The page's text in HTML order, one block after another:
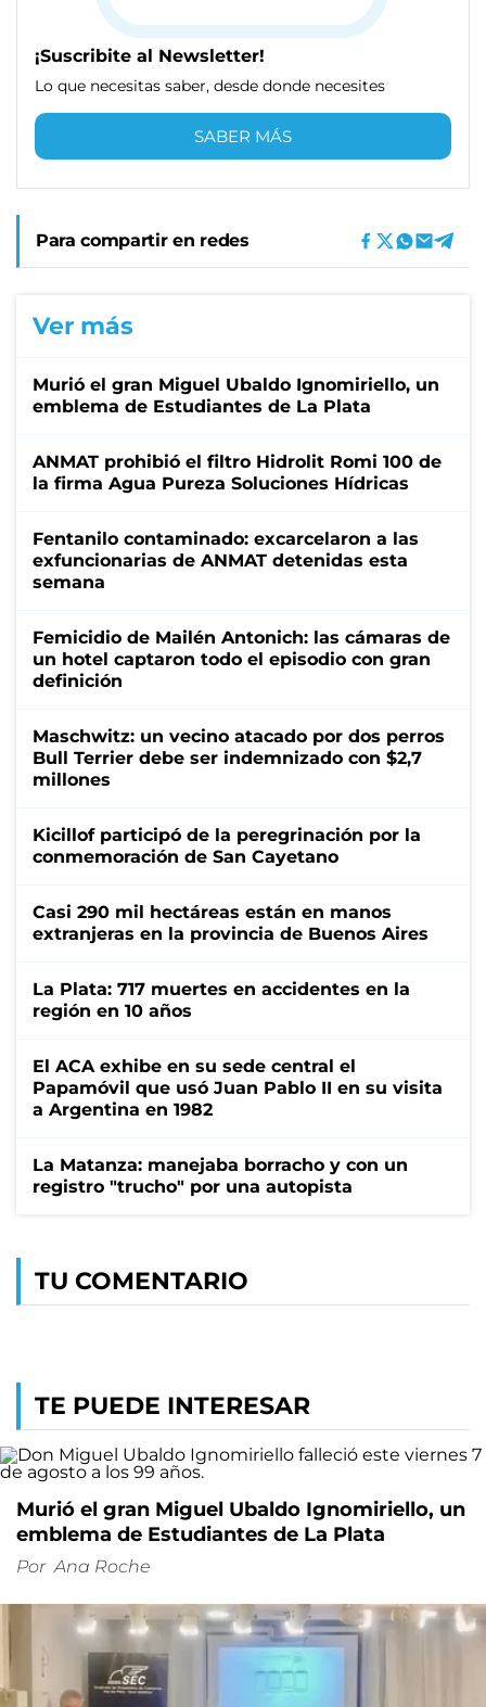
¡Suscribite al Newsletter!
Lo que necesitas saber, desde donde necesites
SABER MÁS
Para compartir en redes
Ver más
Murió el gran Miguel Ubaldo Ignomiriello, un
emblema de Estudiantes de La Plata
ANMAT prohibió el filtro Hidrolit Romi 100 de
la firma Agua Pureza Soluciones Hídricas
Fentanilo contaminado: excarcelaron a las
exfuncionarias de ANMAT detenidas esta
semana
Femicidio de Mailén Antonich: las cámaras de
un hotel captaron todo el episodio con gran
definición
Maschwitz: un vecino atacado por dos perros
Bull Terrier debe ser indemnizado con $2,7
millones
Kicillof participó de la peregrinación por la
conmemoración de San Cayetano
Casi 290 mil hectáreas están en manos
extranjeras en la provincia de Buenos Aires
La Plata: 717 muertes en accidentes en la
región en 10 años
El ACA exhibe en su sede central el
Papamóvil que usó Juan Pablo II en su visita
a Argentina en 1982
La Matanza: manejaba borracho y con un
registro "trucho" por una autopista
TU COMENTARIO
TE PUEDE INTERESAR
Murió el gran Miguel Ubaldo Ignomiriello, un
emblema de Estudiantes de La Plata
Por Ana Roche